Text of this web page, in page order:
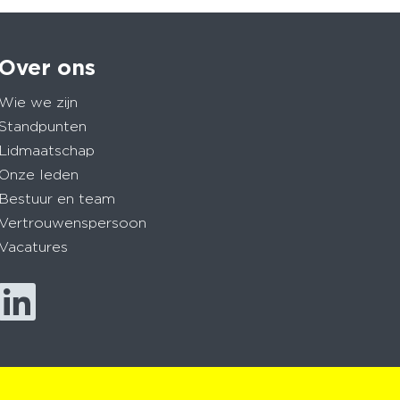
Over ons
Wie we zijn
Standpunten
Lidmaatschap
Onze leden
Bestuur en team
Vertrouwenspersoon
Vacatures